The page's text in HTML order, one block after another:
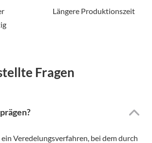
Längere Produktionszeit
Fragen
Veredelungsverfahren, bei dem durch